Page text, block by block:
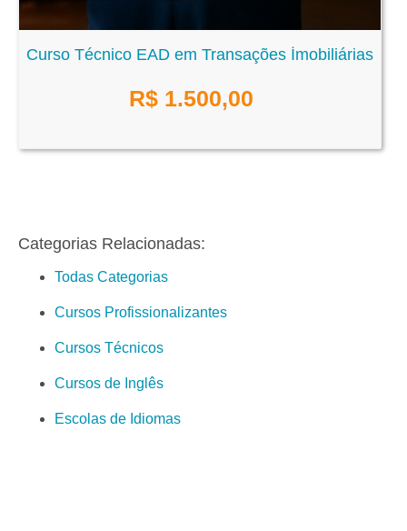
Curso Técnico EAD em Transações İmobiliárias
R$ 1.500,00
Categorias Relacionadas:
Todas Categorias
Cursos Profissionalizantes
Cursos Técnicos
Cursos de Inglês
Escolas de Idiomas